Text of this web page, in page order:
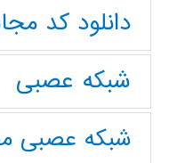
دانلود کد
شبکه عصبی
شبکه عصبی